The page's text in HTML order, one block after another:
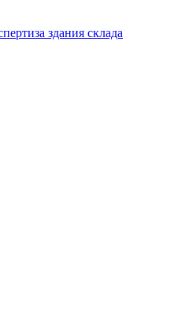
здания склада